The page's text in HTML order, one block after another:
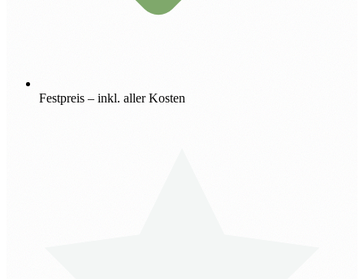
Festpreis – inkl. aller Kosten